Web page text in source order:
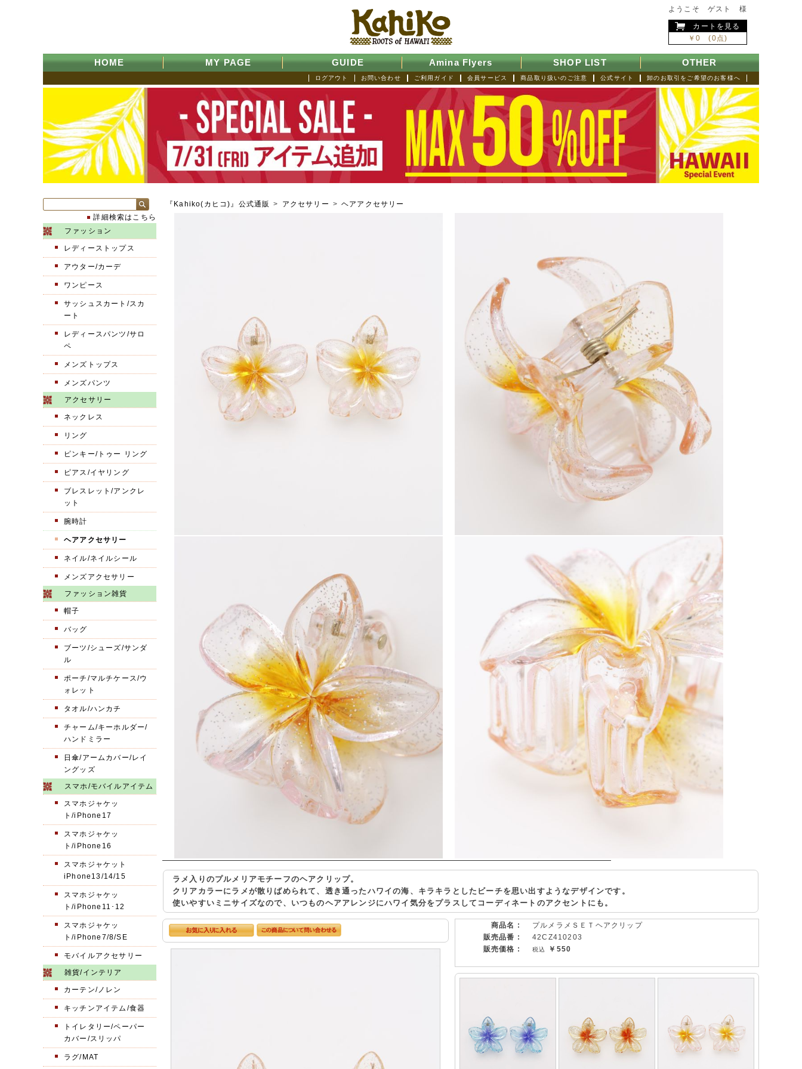
ようこそ ゲスト 様
カートを見る
￥0 (0点)
HOME MY PAGE GUIDE Amina Flyers SHOP LIST OTHER
卸のお取引をご希望のお客様へ
公式サイト
商品取り扱いのご注意
会員サービス
ご利用ガイド
お問い合わせ
ログアウト
『Kahiko(カヒコ)』公式通販 > アクセサリー > ヘアアクセサリー
ラメ入りのプルメリアモチーフのヘアクリップ。
クリアカラーにラメが散りばめられて、透き通ったハワイの海、キラキラとしたビーチを思い出すようなデザインです。
使いやすいミニサイズなので、いつものヘアアレンジにハワイ気分をプラスしてコーディネートのアクセントにも。
商品名 :
プルメラメＳＥＴヘアクリップ
販売品番 :
42CZ410203
販売価格 :
￥550
詳細検索はこちら
ファッション
レディーストップス
アウター/カーデ
ワンピース
サッシュスカート/スカ
ート
レディースパンツ/サロ
ペ
メンズトップス
メンズパンツ
アクセサリー
ネックレス
リング
ピンキー/トゥー リング
ピアス/イヤリング
ブレスレット/アンクレ
ット
腕時計
ヘアアクセサリー
ネイル/ネイルシール
メンズアクセサリー
ファッション雑貨
帽子
バッグ
ブーツ/シューズ/サンダ
ル
ポーチ/マルチケース/ウ
ォレット
タオル/ハンカチ
チャーム/キーホルダー/
ハンドミラー
日傘/アームカバー/レイ
ングッズ
スマホ/モバイルアイテム
スマホジャケッ
ト/iPhone17
スマホジャケッ
ト/iPhone16
スマホジャケット
iPhone13/14/15
スマホジャケッ
ト/iPhone11･12
スマホジャケッ
ト/iPhone7/8/SE
モバイルアクセサリー
雑貨/インテリア
カーテン/ノレン
キッチンアイテム/食器
トイレタリー/ペーパー
カバー/スリッパ
ラグ/MAT